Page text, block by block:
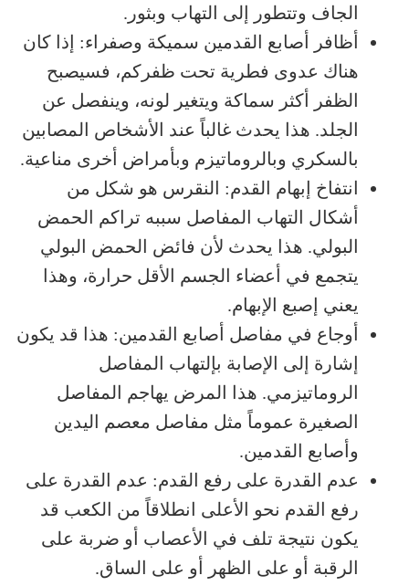
الجاف وتتطور إلى التهاب وبثور.
أظافر أصابع القدمين سميكة وصفراء: إذا كان
هناك عدوى فطرية تحت ظفركم، فسيصبح
الظفر أكثر سماكة ويتغير لونه، وينفصل عن
الجلد. هذا يحدث غالباً عند الأشخاص المصابين
بالسكري وبالروماتيزم وبأمراض أخرى مناعية.
انتفاخ إبهام القدم: النقرس هو شكل من
أشكال التهاب المفاصل سببه تراكم الحمض
البولي. هذا يحدث لأن فائض الحمض البولي
يتجمع في أعضاء الجسم الأقل حرارة، وهذا
يعني إصبع الإبهام.
أوجاع في مفاصل أصابع القدمين: هذا قد يكون
إشارة إلى الإصابة بإلتهاب المفاصل
الروماتيزمي. هذا المرض يهاجم المفاصل
الصغيرة عموماً مثل مفاصل معصم اليدين
وأصابع القدمين.
عدم القدرة على رفع القدم: عدم القدرة على
رفع القدم نحو الأعلى انطلاقاً من الكعب قد
يكون نتيجة تلف في الأعصاب أو ضربة على
الرقبة أو على الظهر أو على الساق.